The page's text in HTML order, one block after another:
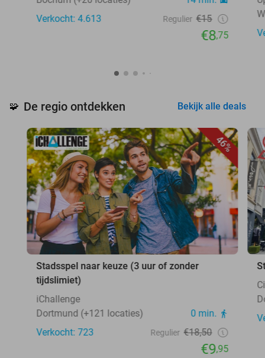
Verkocht: 4.613
Regulier €15
€8,75
🧩 De regio ontdekken Bekijk alle deals
46%
Stadsspel naar keuze (3 uur of zonder
tijdslimiet)
iChallenge
Dortmund (+121 locaties)
0 min.
Verkocht: 723
Regulier €18,50
€9,95